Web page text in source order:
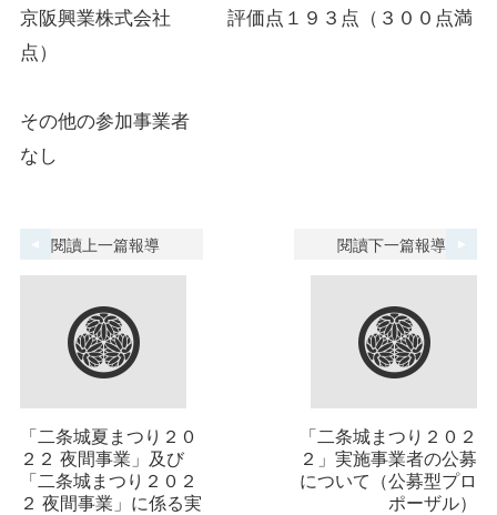
京阪興業株式会社 評価点１９３点（３００点満
点）
その他の参加事業者
なし
閱讀上一篇報導
「二条城夏まつり２０
２２ 夜間事業」及び
「二条城まつり２０２
２ 夜間事業」に係る実
閱讀下一篇報導
「二条城まつり２０２
２」実施事業者の公募
について（公募型プロ
ポーザル）